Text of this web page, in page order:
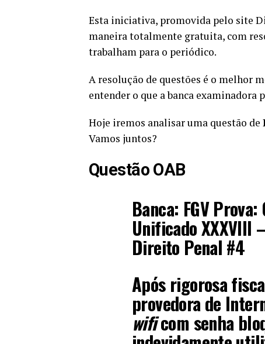
Esta iniciativa, promovida pelo site
maneira totalmente gratuita, com
trabalham para o periódico.
A resolução de questões é o melhor
entender o que a banca examinadora
Hoje iremos analisar uma questão de
Vamos juntos?
QuestãoOAB
Banca: FGV
Unificado XXXVIII
Direito Penal #4
Após rigorosa
provedora de
wificom senha